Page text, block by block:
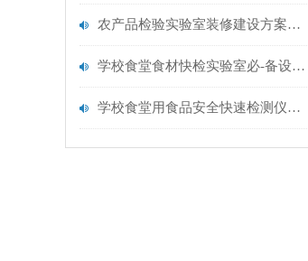
农产品检验实验室装修建设方案仪器配置清单@云唐仪器
学校食堂食材快检实验室必-备设备清单【云唐仪器推荐】
学校食堂用食品安全快速检测仪器【行业推荐】云唐食品安全检测仪